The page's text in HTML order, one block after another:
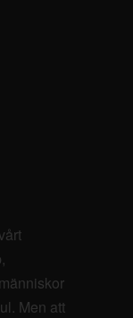
Men att